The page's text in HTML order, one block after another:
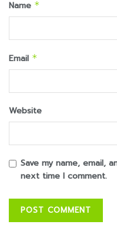
Name *
Email *
Website
Save my name, email,
next time I comment.